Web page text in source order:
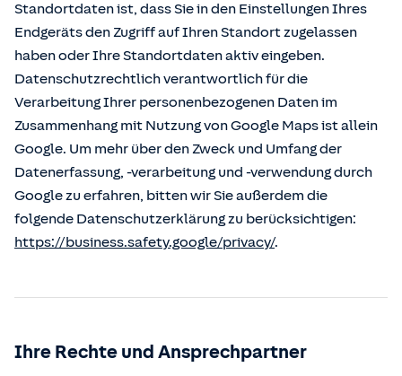
Standortdaten ist, dass Sie in den Einstellungen Ihres
Endgeräts den Zugriff auf Ihren Standort zugelassen
haben oder Ihre Standortdaten aktiv eingeben.
Datenschutzrechtlich verantwortlich für die
Verarbeitung Ihrer personenbezogenen Daten im
Zusammenhang mit Nutzung von Google Maps ist allein
Google. Um mehr über den Zweck und Umfang der
Datenerfassung, -verarbeitung und -verwendung durch
Google zu erfahren, bitten wir Sie außerdem die
folgende Datenschutzerklärung zu berücksichtigen:
https://business.safety.google/privacy/.
Ihre Rechte und Ansprechpartner